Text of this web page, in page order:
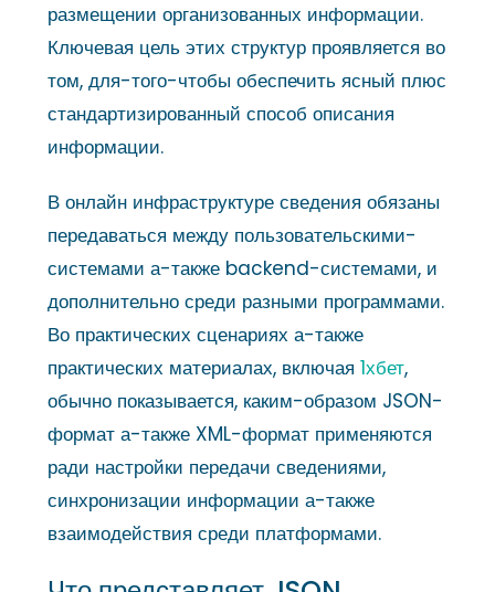
размещении организованных информации.
Ключевая цель этих структур проявляется во
том, для-того-чтобы обеспечить ясный плюс
стандартизированный способ описания
информации.
В онлайн инфраструктуре сведения обязаны
передаваться между пользовательскими-
системами а-также backend-системами, и
дополнительно среди разными программами.
Во практических сценариях а-также
практических материалах, включая1хбет,
обычно показывается, каким-образом JSON-
формат а-также XML-формат применяются
ради настройки передачи сведениями,
синхронизации информации а-также
взаимодействия среди платформами.